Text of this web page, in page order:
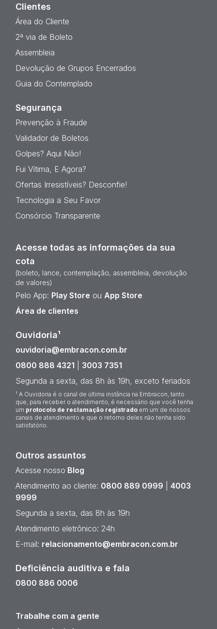
Clientes
Área do Cliente
2ª via de Boleto
Assembleia
Devolução de Grupos Encerrados
Guia do Contemplado
Segurança
Prevenção à Fraude
Validador de Boletos
Golpes? Aqui Não!
Fui Vítima, E Agora?
Ofertas Irresistíveis? Desconfie!
Tecnologia a Seu Favor
Consórcio Transparente
Acesse todas as informações da sua
cota
(boleto, lance, contemplação, assembleia, devolução
de valores)
Pelo App: Play Store ou App Store
Área de clientes
Ouvidoria¹
ouvidoria@embracon.com.br
0800 888 4321
3003 7351
Segunda a sexta, das 8h às 19h, exceto feriados
¹ A Ouvidoria é o canal de última instância na Embracon, tanto
que, para receber o atendimento, é necessário que você tenha
um protocolo de reclamação registrado em um de nossos
canais de atendimento e que o retorno deles não tenha sido
satisfatório.
Outros assuntos
Acesse nosso Blog
Atendimento ao cliente: 0800 889 0999
4003
9999
Segunda a sexta, das 8h às 19h
Atendimento eletrônico: 24h
E-mail: relacionamento@embracon.com.br
Deficiência auditiva e fala
0800 886 0006
Trabalhe com a gente